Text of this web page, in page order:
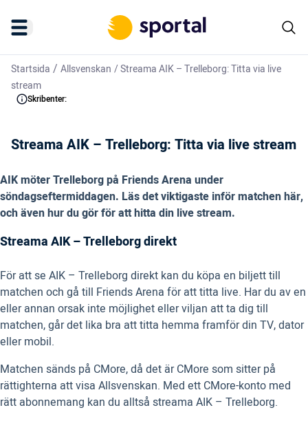
Startsida / Allsvenskan /Streama AIK – Trelleborg: Titta via live
stream
Skribenter:
Streama AIK – Trelleborg: Titta via live stream
AIK möter Trelleborg på Friends Arena under
söndagseftermiddagen. Läs det viktigaste inför matchen här,
och även hur du gör för att hitta din live stream.
Streama AIK – Trelleborg direkt
För att se AIK – Trelleborg direkt kan du köpa en biljett till
matchen och gå till Friends Arena för att titta live. Har du av en
eller annan orsak inte möjlighet eller viljan att ta dig till
matchen, går det lika bra att titta hemma framför din TV, dator
eller mobil.
Matchen sänds på CMore, då det är CMore som sitter på
rättighterna att visa Allsvenskan. Med ett CMore-konto med
rätt abonnemang kan du alltså streama AIK – Trelleborg.